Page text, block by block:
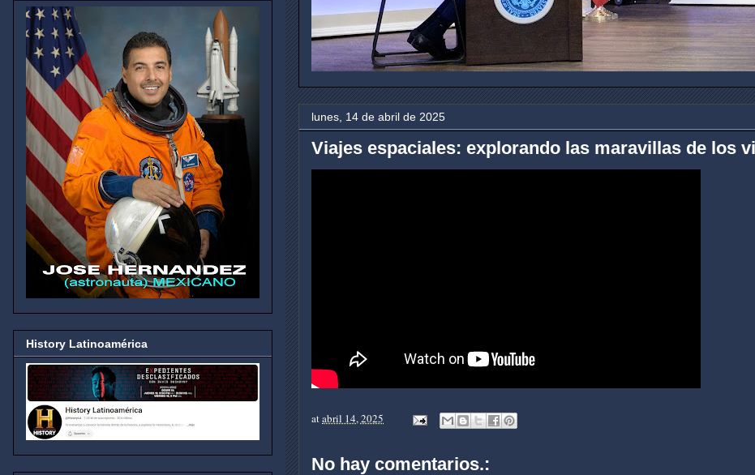
lunes, 14 de abril de 2025
Viajes espaciales: explorando las maravillas de los
atabril 14, 2025
No hay comentarios.:
History Latinoamérica